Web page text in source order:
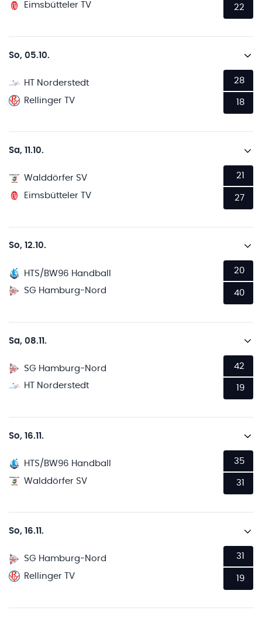
Eimsbütteler TV
22
So, 05.10.
HT Norderstedt
Rellinger TV
28
18
Sa, 11.10.
Walddörfer SV
Eimsbütteler TV
21
27
So, 12.10.
HTS/BW96 Handball
SG Hamburg-Nord
20
40
Sa, 08.11.
SG Hamburg-Nord
HT Norderstedt
42
19
So, 16.11.
HTS/BW96 Handball
Walddörfer SV
35
31
So, 16.11.
SG Hamburg-Nord
Rellinger TV
31
19